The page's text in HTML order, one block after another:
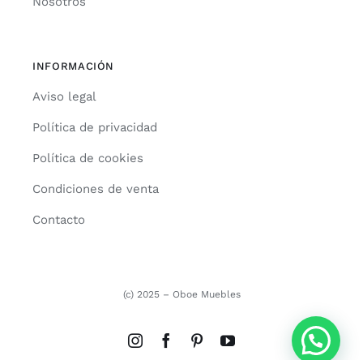
INFORMACIÓN
Aviso legal
Política de privacidad
Política de cookies
Condiciones de venta
Contacto
(c) 2025 – Oboe Muebles